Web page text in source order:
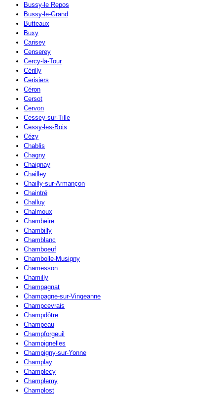
Bussy-le Repos
Bussy-le-Grand
Butteaux
Buxy
Carisey
Censerey
Cercy-la-Tour
Cérilly
Cerisiers
Céron
Cersot
Cervon
Cessey-sur-Tille
Cessy-les-Bois
Cézy
Chablis
Chagny
Chaignay
Chailley
Chailly-sur-Armançon
Chaintré
Challuy
Chalmoux
Chambeire
Chambilly
Chamblanc
Chamboeuf
Chambolle-Musigny
Chamesson
Chamilly
Champagnat
Champagne-sur-Vingeanne
Champcevrais
Champdôtre
Champeau
Champforgeuil
Champignelles
Champigny-sur-Yonne
Champlay
Champlecy
Champlemy
Champlost